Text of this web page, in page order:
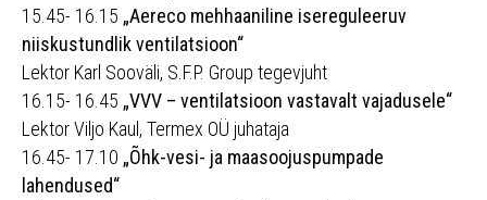
15.45- 16.15 „Aereco mehhaaniline isereguleeruv
niiskustundlik ventilatsioon“
Lektor Karl Sooväli, S.F.P. Group tegevjuht
16.15- 16.45 „VVV – ventilatsioon vastavalt vajadusele“
Lektor Viljo Kaul, Termex OÜ juhataja
16.45- 17.10 „Õhk-vesi- ja maasoojuspumpade
lahendused“